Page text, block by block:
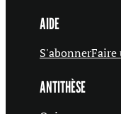
AIDE
S'abonnerFaire
ANTITHÈSE